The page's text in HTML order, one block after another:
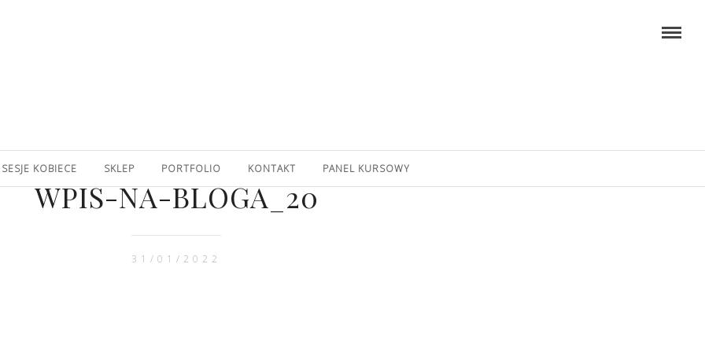
SESJE KOBIECE SKLEP PORTFOLIO KONTAKT PANEL KURSOWY
WPIS-NA-BLOGA_20
31/01/2022